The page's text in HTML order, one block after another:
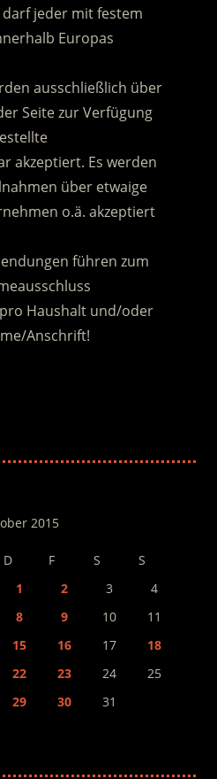
jeder mit festem
Europas
ausschließlich über
Seite zur Verfügung
akzeptiert. Es werden
über etwaige
o.ä. akzeptiert
führen zum
Haushalt und/oder
Anschrift!
2015
D F S
S
1
2 3
4
8 9 10
11
15 16 17
18
22 23 24
25
29 30
31